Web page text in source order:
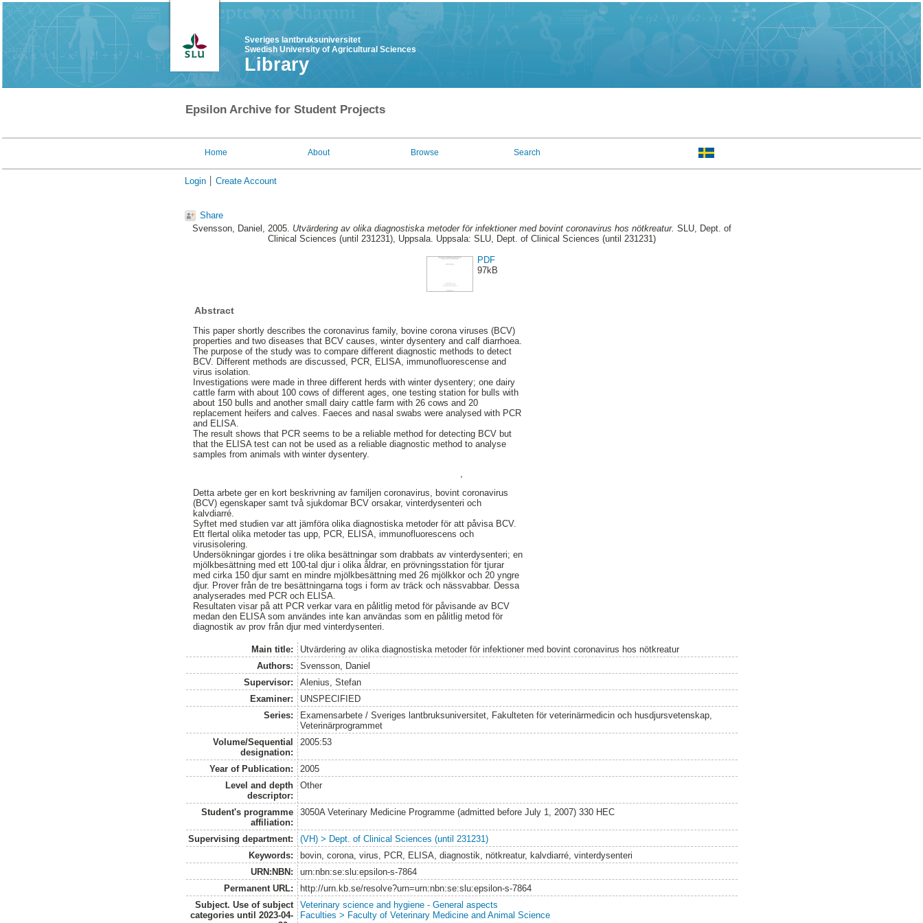
Sveriges lantbruksuniversitet
Swedish University of Agricultural Sciences
Library
Epsilon Archive for Student Projects
Home About Browse Search
Login Create Account
Share
Svensson, Daniel , 2005. Utvärdering av olika diagnostiska metoder för infektioner med bovint coronavirus hos nötkreatur. SLU, Dept. of
Clinical Sciences (until 231231), Uppsala. Uppsala: SLU, Dept. of Clinical Sciences (until 231231)
PDF
97kB
Abstract
This paper shortly describes the coronavirus family, bovine corona viruses (BCV)
properties and two diseases that BCV causes, winter dysentery and calf diarrhoea.
The purpose of the study was to compare different diagnostic methods to detect
BCV. Different methods are discussed, PCR, ELISA, immunofluorescense and
virus isolation.
Investigations were made in three different herds with winter dysentery; one dairy
cattle farm with about 100 cows of different ages, one testing station for bulls with
about 150 bulls and another small dairy cattle farm with 26 cows and 20
replacement heifers and calves. Faeces and nasal swabs were analysed with PCR
and ELISA.
The result shows that PCR seems to be a reliable method for detecting BCV but
that the ELISA test can not be used as a reliable diagnostic method to analyse
samples from animals with winter dysentery.
Detta arbete ger en kort beskrivning av familjen coronavirus, bovint coronavirus
(BCV) egenskaper samt två sjukdomar BCV orsakar, vinterdysenteri och
kalvdiarré.
Syftet med studien var att jämföra olika diagnostiska metoder för att påvisa BCV.
Ett flertal olika metoder tas upp, PCR, ELISA, immunofluorescens och
virusisolering.
Undersökningar gjordes i tre olika besättningar som drabbats av vinterdysenteri; en
mjölkbesättning med ett 100-tal djur i olika åldrar, en prövningsstation för tjurar
med cirka 150 djur samt en mindre mjölkbesättning med 26 mjölkkor och 20 yngre
djur. Prover från de tre besättningarna togs i form av träck och nässvabbar. Dessa
analyserades med PCR och ELISA.
Resultaten visar på att PCR verkar vara en pålitlig metod för påvisande av BCV
medan den ELISA som användes inte kan användas som en pålitlig metod för
diagnostik av prov från djur med vinterdysenteri.
Main title:
Utvärdering av olika diagnostiska metoder för infektioner med bovint coronavirus hos nötkreatur
Authors:
Svensson, Daniel
Supervisor:
Alenius, Stefan
Examiner:
UNSPECIFIED
Series:
Examensarbete / Sveriges lantbruksuniversitet, Fakulteten för veterinärmedicin och husdjursvetenskap,
Veterinärprogrammet
Volume/Sequential
designation:
2005:53
Year of Publication:
2005
Level and depth
descriptor:
Other
Student's programme
affiliation:
3050A Veterinary Medicine Programme (admitted before July 1, 2007) 330 HEC
Supervising department:
(VH) > Dept. of Clinical Sciences (until 231231)
Keywords:
bovin, corona, virus, PCR, ELISA, diagnostik, nötkreatur, kalvdiarré, vinterdysenteri
URN:NBN:
urn:nbn:se:slu:epsilon-s-7864
Permanent URL:
http://urn.kb.se/resolve?urn=urn:nbn:se:slu:epsilon-s-7864
Subject. Use of subject
categories until 2023-04-
Veterinary science and hygiene - General aspects
Faculties > Faculty of Veterinary Medicine and Animal Science